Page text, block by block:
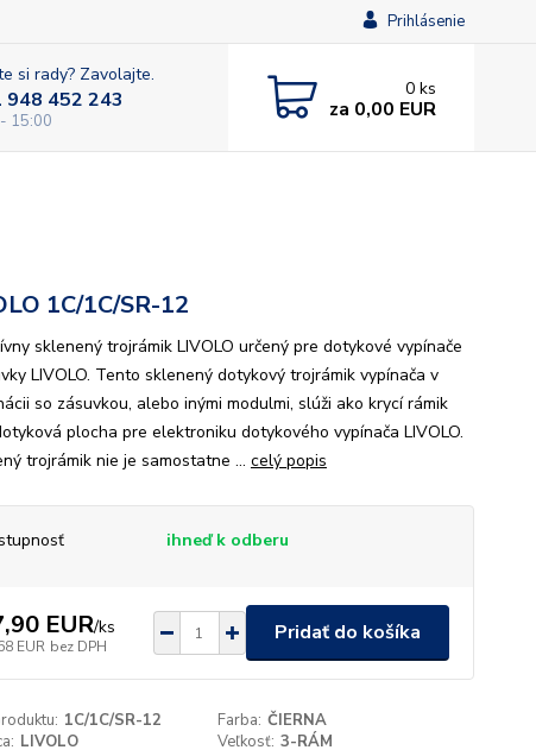
Prihlásenie
si rady? Zavolajte.
948 452 243
15:00
0 ks
za 0,00 EUR
1C/1C/SR-12
sklenený trojrámik LIVOLO určený pre dotykové vypínače
LIVOLO. Tento sklenený dotykový trojrámik vypínača v
so zásuvkou, alebo inými modulmi, slúži ako krycí rámik
plocha pre elektroniku dotykového vypínača LIVOLO.
trojrámik nie je samostatne ... celý popis
ihneď k odberu
EUR/ks
EUR bez DPH
Pridať do košíka
1C/1C/SR-12 Farba: ČIERNA
LIVOLO Veľkosť: 3-RÁM